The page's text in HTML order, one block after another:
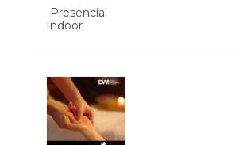
Presencial
Indoor